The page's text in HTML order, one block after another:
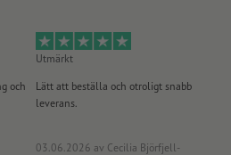
och
Utmärkt
Lätt att beställa och otroligt snabb
leverans.
03.06.2026 av Cecilia Björfjell-